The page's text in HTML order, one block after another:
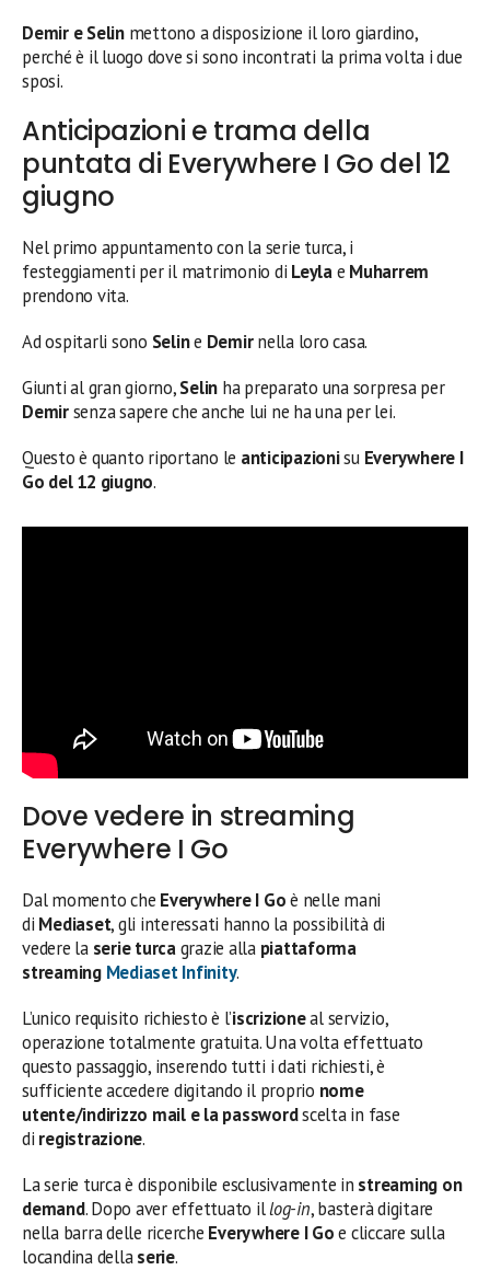
Demir e Selinmettono a disposizione il loro giardino,
perché è il luogo dove si sono incontrati la prima volta i due
sposi.
Anticipazioni e trama della
puntata di Everywhere I Go del 12
giugno
Nel primo appuntamento con la serie turca, i
festeggiamenti per il matrimonio di Leylae Muharrem
prendono vita.
Ad ospitarli sono Seline Demirnella loro casa.
Giunti al gran giorno,Selin ha preparato una sorpresa per
Demirsenza sapere che anche lui ne ha una per lei.
Questo è quanto riportano le anticipazionisu Everywhere I
Go del 12 giugno.
Dove vedere in streaming
Everywhere I Go
Dal momento che Everywhere I Goè nelle mani
di Mediaset, gli interessati hanno la possibilità di
vedere la serie turcagrazie alla piattaforma
streaming Mediaset Infinity.
L’unico requisito richiesto è l’iscrizioneal servizio,
operazione totalmente gratuita. Una volta effettuato
questo passaggio, inserendo tutti i dati richiesti, è
sufficiente accedere digitando il proprio nome
utente/indirizzo mail e la passwordscelta in fase
di registrazione.
La serie turca è disponibile esclusivamente in streaming on
demand. Dopo aver effettuato illog-in, basterà digitare
nella barra delle ricerche Everywhere I Goe cliccare sulla
locandina dellaserie.